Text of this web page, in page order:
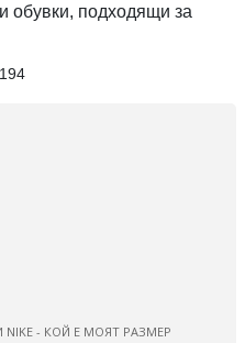
обувки, подходящи за
NIKE - КОЙ Е МОЯТ РАЗМЕР